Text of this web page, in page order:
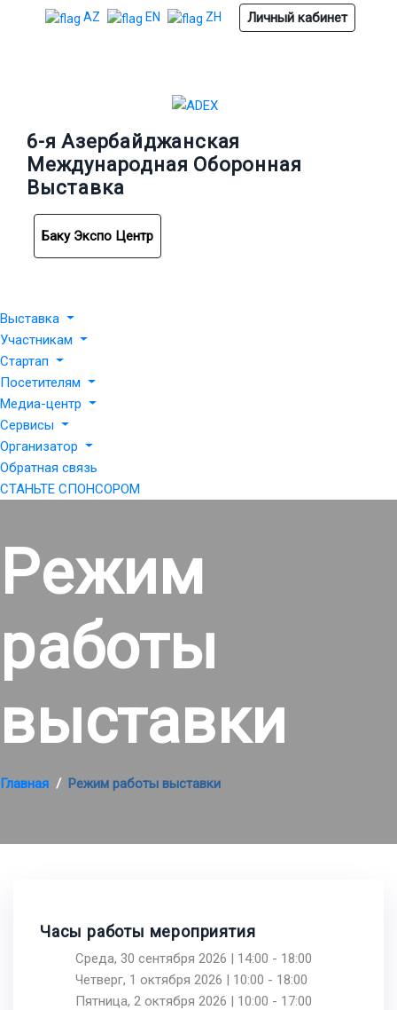
AZ EN ZH Личный кабинет
6-я Азербайджанская
Международная Оборонная
Выставка
Баку Экспо Центр
Выставка
Участникам
Стартап
Посетителям
Медиа-центр
Сервисы
Организатор
Обратная связь
СТАНЬТЕ СПОНСОРОМ
Режим
работы
выставки
Главная Режим работы выставки
Часы работы мероприятия
Среда, 30 сентября 2026 | 14:00 - 18:00
Четверг, 1 октября 2026 | 10:00 - 18:00
Пятница, 2 октября 2026 | 10:00 - 17:00